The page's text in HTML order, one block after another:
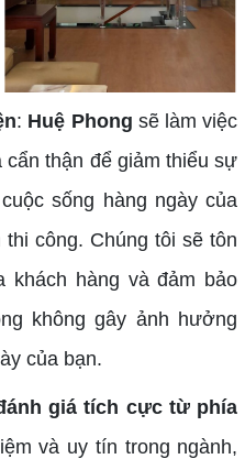
: Huệ Phong sẽ làm việc
cẩn thận để giảm thiểu sự
sống hàng ngày của
công. Chúng tôi sẽ tôn
khách hàng và đảm bảo
không gây ảnh hưởng
của bạn.
giá tích cực từ phía
và uy tín trong ngành,